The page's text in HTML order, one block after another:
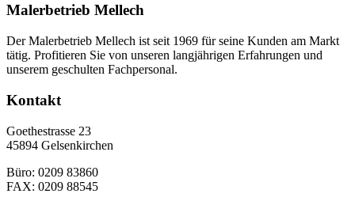
Malerbetrieb Mellech
Der Malerbetrieb Mellech ist seit 1969 für seine Kunden am Markt
tätig. Profitieren Sie von unseren langjährigen Erfahrungen und
unserem geschulten Fachpersonal.
Kontakt
Goethestrasse 23
45894 Gelsenkirchen
Büro: 0209 83860
FAX: 0209 88545